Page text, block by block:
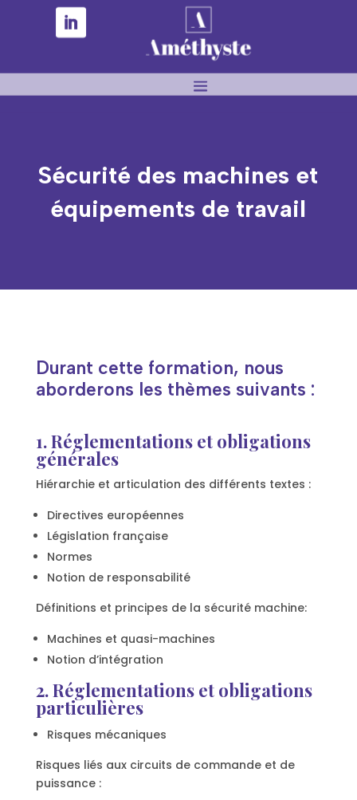
Sécurité des machines et
équipements de travail
Durant cette formation, nous
aborderons les thèmes suivants :
1. Réglementations et obligations
générales
Hiérarchie et articulation des différents textes :
Directives européennes
Législation française
Normes
Notion de responsabilité
Définitions et principes de la sécurité machine:
Machines et quasi-machines
Notion d’intégration
2. Réglementations et obligations
particulières
Risques mécaniques
Risques liés aux circuits de commande et de
puissance :